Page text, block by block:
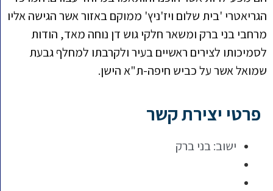
הגריאטרי 'בית שלום ויז'ניץ' ממוקם באזור אשר הגישה אליו
מרחבי בני ברק ומשאר חלקי גוש דן נוחה מאד, הודות
לסמיכותו לצירים ראשיים בעיר ולקרבתו למחלף גבעת
שמואל אשר על כביש חיפה-ת"א הישן.
פרטי יצירת קשר
ישוב:בני ברק